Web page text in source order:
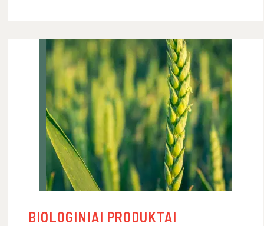
BIOLOGINIAI PRODUKTAI